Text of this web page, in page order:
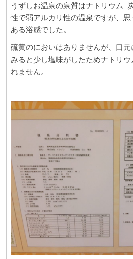
うずしお温泉の泉質はナトリウム–
性で弱アルカリ性の温泉ですが、
ある浴感でした。
硫黄のにおいはありませんが、口
みると少し塩味がしたためナトリ
れません。